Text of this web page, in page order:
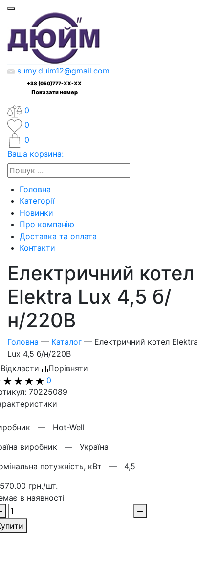
sumy.duim12@gmail.com
+38 (050)777-XX-XX
Показати номер
0
0
0
Ваша корзина:
Головна
Категорії
Новинки
Про компанію
Доставка та оплата
Контакти
Електричний котел
Elektra Lux 4,5 б/
н/220В
Головна — Каталог — Електричний котел Elektra
Lux 4,5 б/н/220В
Відкласти
Порівняти
0
70225089
— Hot-Well
виробник — Україна
потужність, кВт — 4,5
грн./шт.
в наявності